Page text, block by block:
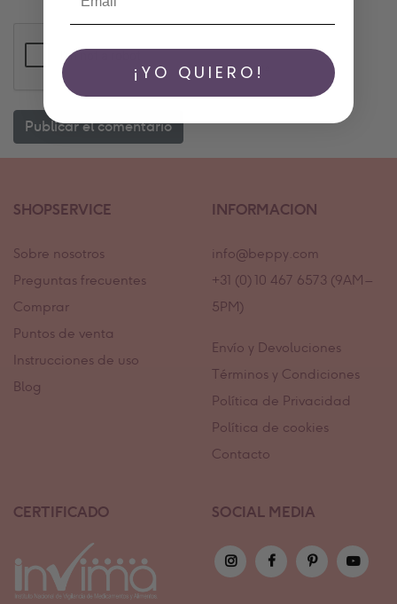
SHOPSERVICE
Sobre nosotros
Preguntas frecuentes
Comprar
Puntos de venta
Instrucciones de uso
Blog
INFORMACION
info@beppy.com
+31 (0) 10 467 6573 (9AM –
5PM)
Envío y Devoluciones
Términos y Condiciones
Política de Privacidad
Política de cookies
Contacto
CERTIFICADO SOCIAL MEDIA
¡YO QUIERO!